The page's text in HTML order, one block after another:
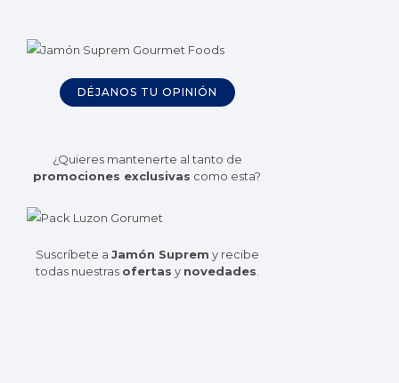
DÉJANOS TU OPINIÓN
¿Quieres mantenerte al tanto de
promociones exclusivas como esta?
Suscríbete a Jamón Suprem y recibe
todas nuestras ofertas y novedades